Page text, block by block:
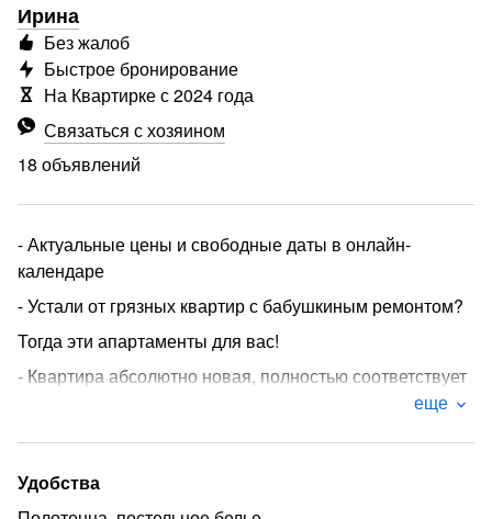
Ирина
Связаться с хозяином
18 объявлений
Без жалоб
Быстрое бронирование
На Квартирке с 2024 года
- Актуальные цены и свободные даты в онлайн-
календаре
- Устали от грязных квартир с бабушкиным ремонтом?
Тогда эти апартаменты для вас!
- Квартира абсолютно новая, полностью соответствует
Вы будите чувствовать себя как дома, ведь для этого
* Вечер можно провести за просмотром фильма:
еще
Удобства